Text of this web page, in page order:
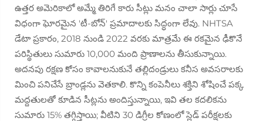
ఉత్తర అమెరికాలో అమ్మే తిరిగే కారు సీట్లు మనం చాలా సార్లు చూసే
విధంగా ఘోరమైన 'టీ-బోన్' ప్రమాదాలకు సిద్ధంగా లేవు. NHTSA
డేటా ప్రకారం, 2018 నుండి 2022 వరకు మాత్రమే ఈ రకమైన ఢీకొనే
పరిస్థితులు సుమారు 10,000 మంది ప్రాణాలను తీసుకున్నాయి.
అదనపు రక్షణ కోసం కావాలనుకునే తల్లిదండ్రులు కనీస అవసరాలకు
మించి పనిచేసే బ్రాండ్లను వెతకాలి. కొన్ని కంపెనీలు శక్తిని శోషించే పక్క
మద్దతులతో కూడిన సీట్లను అందిస్తున్నాయి, ఇవి తల కదలికను
సుమారు 15% తగ్గిస్తాయి; వీటిని 30 డిగ్రీల కోణంలో స్లెడ్ పరీక్షలకు